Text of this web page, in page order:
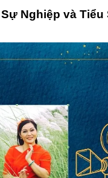
Nghiệp và Tiểu